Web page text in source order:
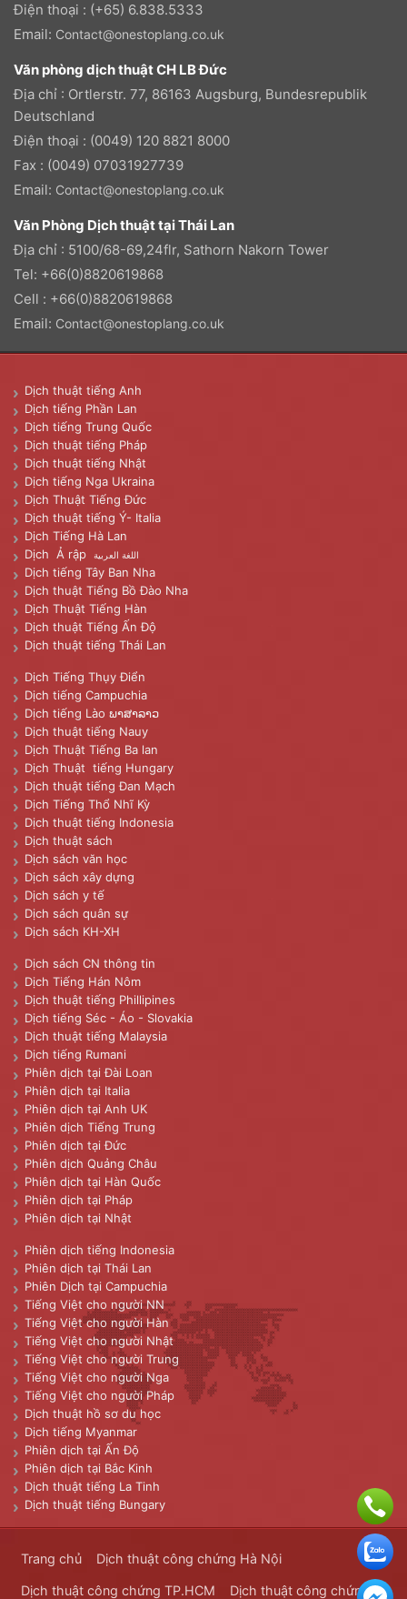
Điện thoại : (+65) 6.838.5333
Email: Contact@onestoplang.co.uk
Văn phòng dịch thuật CH LB Đức
Địa chỉ : Ortlerstr. 77, 86163 Augsburg, Bundesrepublik
Deutschland
Điện thoại : (0049) 120 8821 8000
Fax : (0049) 07031927739
Email: Contact@onestoplang.co.uk
Văn Phòng Dịch thuật tại Thái Lan
Địa chỉ : 5100/68-69,24flr, Sathorn Nakorn Tower
Tel: +66(0)8820619868
Cell : +66(0)8820619868
Email: Contact@onestoplang.co.uk
Dịch thuật tiếng Anh
Dịch tiếng Phần Lan
Dịch tiếng Trung Quốc
Dịch thuật tiếng Pháp
Dịch thuật tiếng Nhật
Dịch tiếng Nga Ukraina
Dịch Thuật Tiếng Đức
Dịch thuật tiếng Ý- Italia
Dịch Tiếng Hà Lan
Dịch Ả rập
اللغة العربية
Dịch tiếng Tây Ban Nha
Dịch thuật Tiếng Bồ Đào Nha
Dịch Thuật Tiếng Hàn
Dịch thuật Tiếng Ấn Độ
Dịch thuật tiếng Thái Lan
Dịch Tiếng Thụy Điển
Dịch tiếng Campuchia
Dịch tiếng Lào ພາສາລາວ
Dịch thuật tiếng Nauy
Dịch Thuật Tiếng Ba lan
Dịch Thuật tiếng Hungary
Dịch thuật tiếng Đan Mạch
Dịch Tiếng Thổ Nhĩ Kỳ
Dịch thuật tiếng Indonesia
Dịch thuật sách
Dịch sách văn học
Dịch sách xây dựng
Dịch sách y tế
Dịch sách quân sự
Dịch sách KH-XH
Dịch sách CN thông tin
Dịch Tiếng Hán Nôm
Dịch thuật tiếng Phillipines
Dịch tiếng Séc - Áo - Slovakia
Dịch thuật tiếng Malaysia
Dịch tiếng Rumani
Phiên dịch tại Đài Loan
Phiên dịch tại Italia
Phiên dịch tại Anh UK
Phiên dịch Tiếng Trung
Phiên dịch tại Đức
Phiên dịch Quảng Châu
Phiên dịch tại Hàn Quốc
Phiên dịch tại Pháp
Phiên dịch tại Nhật
Phiên dịch tiếng Indonesia
Phiên dịch tại Thái Lan
Phiên Dịch tại Campuchia
Tiếng Việt cho người NN
Tiếng Việt cho người Hàn
Tiếng Việt cho người Nhật
Tiếng Việt cho người Trung
Tiếng Việt cho người Nga
Tiếng Việt cho người Pháp
Dịch thuật hồ sơ du học
Dịch tiếng Myanmar
Phiên dịch tại Ấn Độ
Phiên dịch tại Bắc Kinh
Dịch thuật tiếng La Tinh
Dịch thuật tiếng Bungary
Trang chủ Dịch thuật công chứng Hà Nội
Dịch thuật công chứng TP.HCM Dịch thuật công chứng